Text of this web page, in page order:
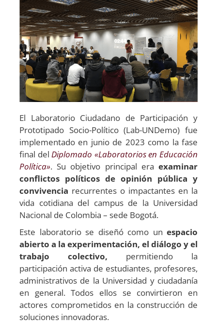
El Laboratorio Ciudadano de Participación y
Prototipado Socio-Político (Lab-UNDemo) fue
implementado en junio de 2023 como la fase
final delDiplomado «Laboratorios en Educación
Política». Su objetivo principal era examinar
conflictos políticos de opinión pública y
convivencia recurrentes o impactantes en la
vida cotidiana del campus de la Universidad
Nacional de Colombia – sede Bogotá.
Este laboratorio se diseñó como un espacio
abierto a la experimentación, el diálogo y el
trabajo colectivo, permitiendo la
participación activa de estudiantes, profesores,
administrativos de la Universidad y ciudadanía
en general. Todos ellos se convirtieron en
actores comprometidos en la construcción de
soluciones innovadoras.